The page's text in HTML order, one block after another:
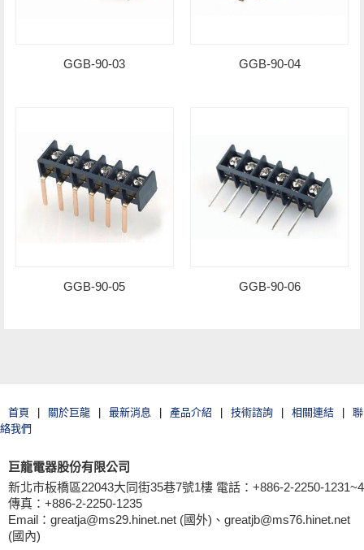
GGB-90-03 GGB-90-04
GGB-90-05 GGB-90-06
首頁 | 關於巨龍 | 最新消息 | 產品介紹 | 技術諮詢 | 相關連結 |
聯
絡我們
巨龍電器股份有限公司
新北市板橋區22043大同街35巷7號1樓 電話：+886-2-2250-1231~4
傳真：+886-2-2250-1235
Email：greatja@ms29.hinet.net (國外)、greatjb@ms76.hinet.net
(國內)